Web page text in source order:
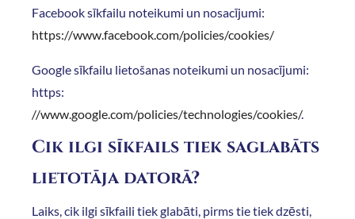
Facebook sīkfailu noteikumi un nosacījumi:
https://www.facebook.com/policies/cookies/
Google sīkfailu lietošanas noteikumi un nosacījumi:
https:
//www.google.com/policies/technologies/cookies/.
Cik ilgi sīkfails tiek saglabāts
lietotāja datorā?
Laiks, cik ilgi sīkfaili tiek glabāti, pirms tie tiek dzēsti,